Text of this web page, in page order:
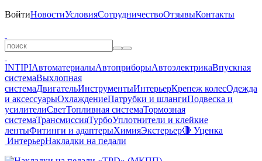
ВойтиНовостиУсловияСотрудничествоОтзывыКонтакты
INTIPIАвтоматериалыАвтоприборыАвтоэлектрикаВпускная
системаВыхлопная
системаДвигательИнструментыИнтерьерКрепеж колесОдежда
и аксессуарыОхлаждениеПатрубки и шлангиПодвеска и
усилителиСветТопливная системаТормозная
системаТрансмиссияТурбоУплотнители и клейкие
лентыФитинги и адаптерыХимияЭкстерьер🔴 Уценка
ИнтерьерНакладки на педали